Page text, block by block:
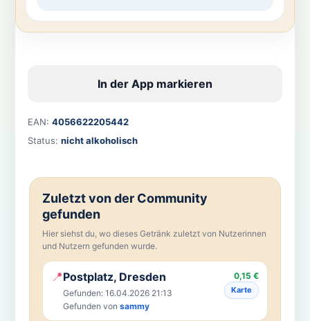
In der App markieren
EAN: 4056622205442
Status: nicht alkoholisch
Zuletzt von der Community
gefunden
Hier siehst du, wo dieses Getränk zuletzt von Nutzerinnen
und Nutzern gefunden wurde.
📍Postplatz, Dresden
Gefunden: 16.04.2026 21:13
Gefunden von sammy
0,15 €
Karte